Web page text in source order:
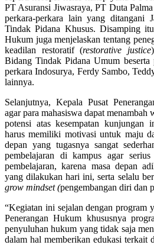
PT Asuransi Jiwasraya, PT Duta
perkara-perkara lain yang ditangani
Tindak Pidana Khusus. Disamping
Hukum juga menjelaskan tentang
keadilan restoratif (restorative justice)
Bidang Tindak Pidana Umum beserta
perkara Indosurya, Ferdy Sambo,
lainnya.
Selanjutnya, Kepala Pusat
agar para mahasiswa dapat menambah
potensi atas kesempatan kunjungan
harus memiliki motivasi untuk maju
depan yang tugasnya sangat
pembelajaran di kampus agar
pembelajaran, karena masa depan
yang dilakukan hari ini, serta selalu
grow mindset (pengembangan diri dan
“Kegiatan ini sejalan dengan program
Penerangan Hukum khususnya
penyuluhan hukum yang tidak saja
dalam hal memberikan edukasi terkait